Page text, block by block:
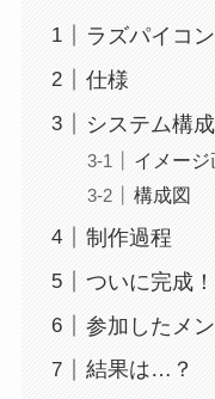
ラズパイコ
仕様
システム構成
イメージ
構成図
制作過程
ついに完成！
参加したメ
結果は…？